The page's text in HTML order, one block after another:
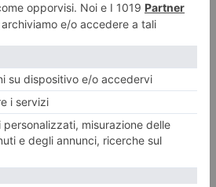
motociclista
Regione nuovi fondi per servizi e sviluppo
e Bussoleno